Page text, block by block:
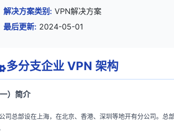
解决方案类别: VPN解决方案
最后更新: 2024-05-01
多分支企业 VPN 架构
） 简介
公司总部设在上海，在北京、香港、深圳等地开有分公司。